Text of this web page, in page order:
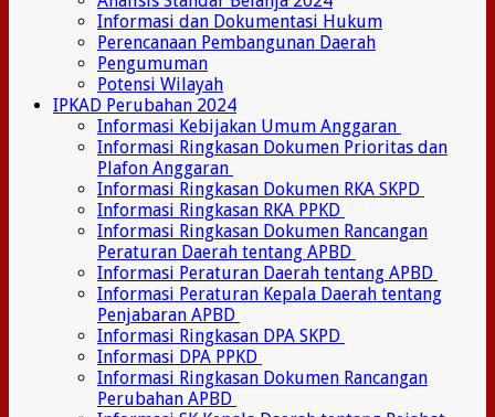
Informasi dan Dokumentasi Hukum
Perencanaan Pembangunan Daerah
Pengumuman
Potensi Wilayah
IPKAD Perubahan 2024
Informasi Kebijakan Umum Anggaran
Informasi Ringkasan Dokumen Prioritas dan
Plafon Anggaran
Informasi Ringkasan Dokumen RKA SKPD
Informasi Ringkasan RKA PPKD
Informasi Ringkasan Dokumen Rancangan
Peraturan Daerah tentang APBD
Informasi Peraturan Daerah tentang APBD
Informasi Peraturan Kepala Daerah tentang
Penjabaran APBD
Informasi Ringkasan DPA SKPD
Informasi DPA PPKD
Informasi Ringkasan Dokumen Rancangan
Perubahan APBD